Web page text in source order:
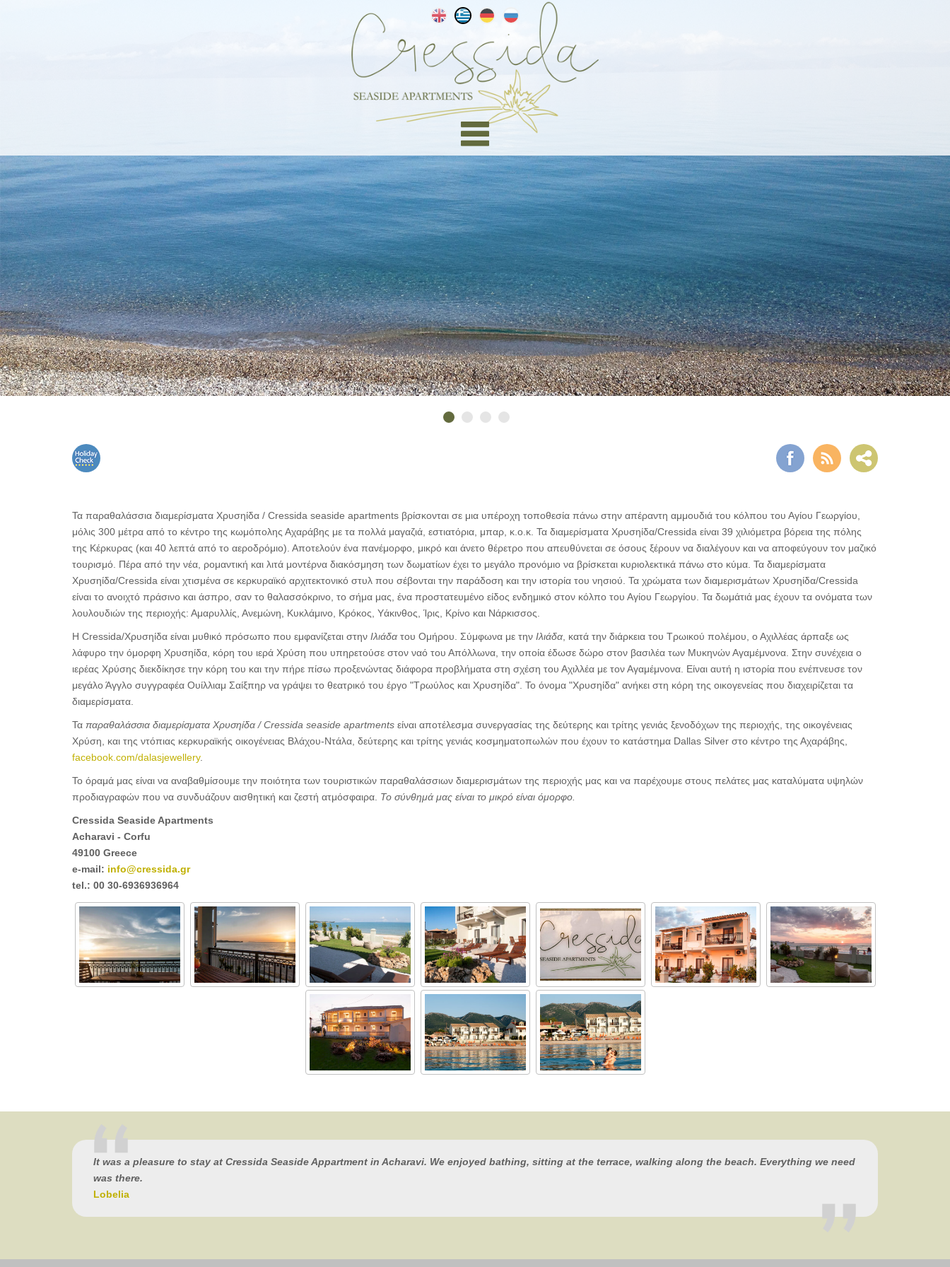
Τα παραθαλάσσια διαμερίσματα Χρυσηίδα / Cressida seaside apartments βρίσκονται σε μια υπέροχη τοποθεσία πάνω στην απέραντη αμμουδιά του κόλπου του Αγίου Γεωργίου,
μόλις 300 μέτρα από το κέντρο της κωμόπολης Αχαράβης με τα πολλά μαγαζιά, εστιατόρια, μπαρ, κ.ο.κ. Τα διαμερίσματα Χρυσηίδα/Cressida είναι 39 χιλιόμετρα βόρεια της πόλης
της Κέρκυρας (και 40 λεπτά από το αεροδρόμιο). Αποτελούν ένα πανέμορφο, μικρό και άνετο θέρετρο που απευθύνεται σε όσους ξέρουν να διαλέγουν και να αποφεύγουν τον μαζικό
τουρισμό. Πέρα από την νέα, ρομαντική και λιτά μοντέρνα διακόσμηση των δωματίων έχει το μεγάλο προνόμιο να βρίσκεται κυριολεκτικά πάνω στο κύμα. Τα διαμερίσματα
Χρυσηίδα/Cressida είναι χτισμένα σε κερκυραϊκό αρχιτεκτονικό στυλ που σέβονται την παράδοση και την ιστορία του νησιού. Τα χρώματα των διαμερισμάτων Χρυσηίδα/Cressida
είναι το ανοιχτό πράσινο και άσπρο, σαν το θαλασσόκρινο, το σήμα μας, ένα προστατευμένο είδος ενδημικό στον κόλπο του Αγίου Γεωργίου. Τα δωμάτιά μας έχουν τα ονόματα των
λουλουδιών της περιοχής: Αμαρυλλίς, Ανεμώνη, Κυκλάμινο, Κρόκος, Υάκινθος, Ίρις, Kρίνο και Νάρκισσος.
Η Cressida/Χρυσηίδα είναι μυθικό πρόσωπο που εμφανίζεται στην Ιλιάδα του Ομήρου. Σύμφωνα με την Ιλιάδα , κατά την διάρκεια του Τρωικού πολέμου, ο Αχιλλέας άρπαξε ως
λάφυρο την όμορφη Χρυσηίδα, κόρη του ιερά Χρύση που υπηρετούσε στον ναό του Απόλλωνα, την οποία έδωσε δώρο στον βασιλέα των Μυκηνών Αγαμέμνονα. Στην συνέχεια ο
ιερέας Χρύσης διεκδίκησε την κόρη του και την πήρε πίσω προξενώντας διάφορα προβλήματα στη σχέση του Αχιλλέα με τον Αγαμέμνονα. Είναι αυτή η ιστορία που ενέπνευσε τον
μεγάλο Άγγλο συγγραφέα Oυίλλιαμ Σαίξπηρ να γράψει το θεατρικό του έργο "Τρωύλος και Χρυσηίδα". Το όνομα "Χρυσηίδα" ανήκει στη κόρη της οικογενείας που διαχειρίζεται τα
διαμερίσματα.
Τα παραθαλάσσια διαμερίσματα Χρυσηίδα / Cressida seaside apartments είναι αποτέλεσμα συνεργασίας της δεύτερης και τρίτης γενιάς ξενοδόχων της περιοχής, της οικογένειας
Χρύση, και της ντόπιας κερκυραϊκής οικογένειας Βλάχου-Ντάλα, δεύτερης και τρίτης γενιάς κοσμηματοπωλών που έχουν το κατάστημα Dallas Silver στο κέντρο της Αχαράβης,
facebook.com/dalasjewellery.
Το όραμά μας είναι να αναβαθμίσουμε την ποιότητα των τουριστικών παραθαλάσσιων διαμερισμάτων της περιοχής μας και να παρέχουμε στους πελάτες μας καταλύματα υψηλών
προδιαγραφών που να συνδυάζουν αισθητική και ζεστή ατμόσφαιρα. Το σύνθημά μας είναι το μικρό είναι όμορφο.
Cressida Seaside Apartments
Acharavi - Corfu
49100 Greece
e-mail: info@cressida.gr
tel.: 00 30-6936936964
It was a pleasure to stay at Cressida Seaside Appartment in Acharavi. We enjoyed bathing, sitting at the terrace, walking along the beach. Everything we need
was there.
Lobelia